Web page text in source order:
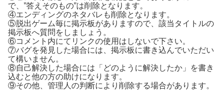
で、”答えそのもの”は削除となります。
④エンディングのネタバレも削除となります。
⑤脱出ゲーム毎に掲示板がありますので、該当タイトルの
掲示板へ質問をしましょう。
⑥コメント内にてリンクの使用はしないで下さい。
⑦バグを発見した場合には、掲示板に書き込んでいただい
て構いません。
⑧自己解決した場合には「どのように解決したか」を書き
込むと他の方の助けになります。
⑨その他、管理人の判断により削除する場合があります。